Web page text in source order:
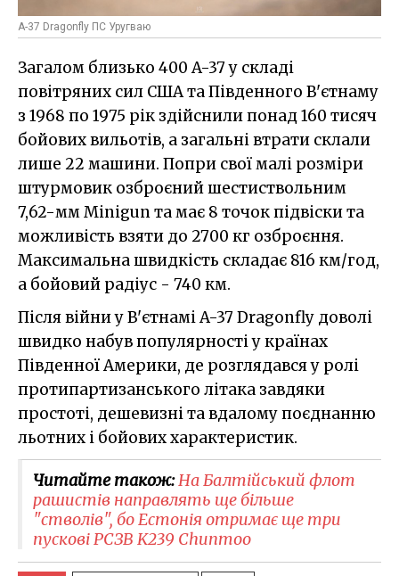
A-37 Dragonfly ПС Уругваю
Загалом близько 400 A-37 у складі
повітряних сил США та Південного В'єтнаму
з 1968 по 1975 рік здійснили понад 160 тисяч
бойових вильотів, а загальні втрати склали
лише 22 машини. Попри свої малі розміри
штурмовик озброєний шестиствольним
7,62-мм Minigun та має 8 точок підвіски та
можливість взяти до 2700 кг озброєння.
Максимальна швидкість складає 816 км/год,
а бойовий радіус - 740 км.
Після війни у В'єтнамі A-37 Dragonfly доволі
швидко набув популярності у країнах
Південної Америки, де розглядався у ролі
протипартизанського літака завдяки
простоті, дешевизні та вдалому поєднанню
льотних і бойових характеристик.
Читайте також:На Балтійський флот
рашистів направлять ще більше
"стволів", бо Естонія отримає ще три
пускові РСЗВ K239 Chunmoo